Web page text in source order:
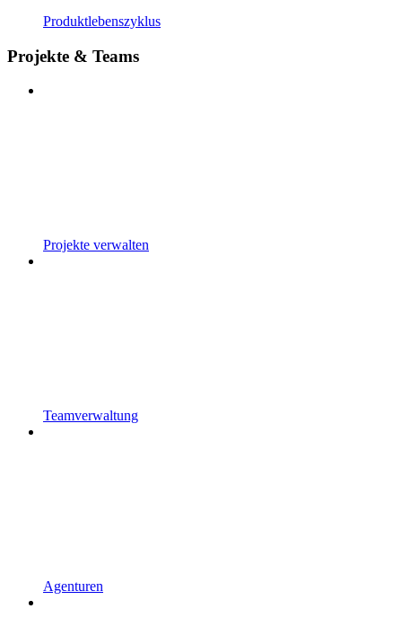
Produktlebenszyklus
Projekte & Teams
Projekte verwalten
Teamverwaltung
Agenturen